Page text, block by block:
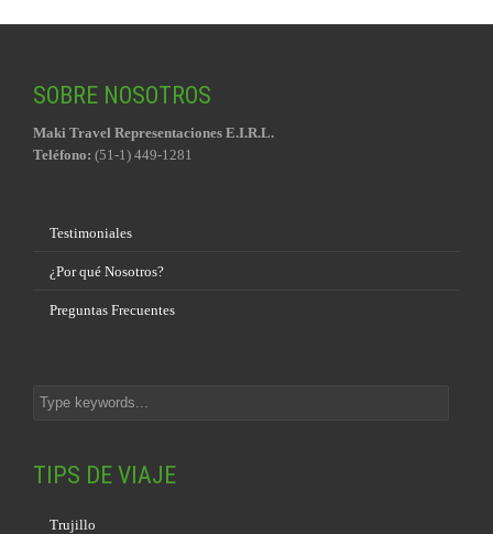
SOBRE NOSOTROS
Maki Travel Representaciones E.I.R.L.
Teléfono: (51-1) 449-1281
Testimoniales
¿Por qué Nosotros?
Preguntas Frecuentes
TIPS DE VIAJE
Trujillo